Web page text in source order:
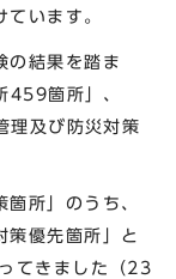
います。
の結果を踏ま
459箇所」、
理及び防災対策
所」のうち、
策優先箇所」と
てきました（23